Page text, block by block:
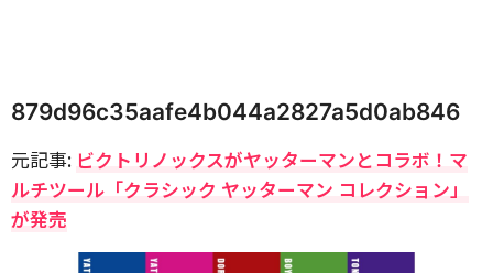
879d96c35aafe4b044a2827a5d0ab846
元記事: ビクトリノックスがヤッターマンとコラボ！マ
ルチツール「クラシック ヤッターマン コレクション」
が発売